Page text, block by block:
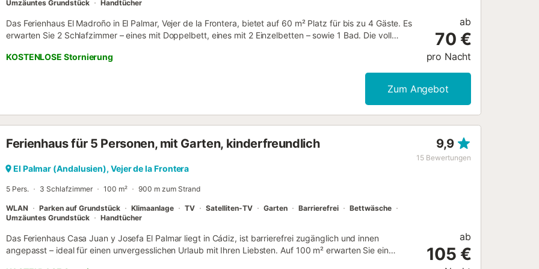
Umzäuntes Grundstück
Handtücher
Das Ferienhaus El Madroño in El Palmar, Vejer de la Frontera, bietet auf 60 m² Platz für bis zu 4 Gäste. Es
erwarten Sie 2 Schlafzimmer – eines mit Doppelbett, eines mit 2 Einzelbetten – sowie 1 Bad. Die voll
nutzen Highspeed-WLAN für Videotelefonie, TV, Ventilatoren, Waschmaschine, Kinderbett, Hochstuhl
sowie gemeinschaftlich genutzte Spielzeuge und Bücher für Kinder. Im Außenbereich entspannen Sie im
zubereitet auf dem privaten Grill. Ihnen steht ein gemeinschaftlicher Salzwasserpool mit Außenduschen
zur Verfügung, den Sie mit Gästen aus 3 weiteren Ferienhäusern teilen. Auf dem Grundstück gibt es einen
gegen Aufpreis angeboten. Der Strand ist nur 800 m entfernt, Geschäfte, Restaurants und Bars erreichen
KOSTENLOSE Stornierung
ab
70 €
pro Nacht
Zum Angebot
Ferienhaus für 5 Personen, mit Garten, kinderfreundlich 9,9
15 Bewertungen
El Palmar (Andalusien), Vejer de la Frontera
5 Pers. 3 Schlafzimmer 100 m² 900 m zum Strand
WLAN Parken auf Grundstück Klimaanlage TV Satelliten-TV Garten Barrierefrei
Bettwäsche
Umzäuntes Grundstück
Handtücher
Das Ferienhaus Casa Juan y Josefa El Palmar liegt in Cádiz, ist barrierefrei zugänglich und innen
angepasst – ideal für einen unvergesslichen Urlaub mit Ihren Liebsten. Auf 100 m² erwarten Sie ein
ab
105 €